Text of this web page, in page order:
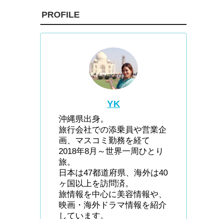
PROFILE
YK
沖縄県出身。
旅行会社での添乗員や営業企
画、マスコミ勤務を経て
2018年8月～世界一周ひとり
旅。
日本は47都道府県、海外は40
ヶ国以上を訪問済。
旅情報を中心に美容情報や、
映画・海外ドラマ情報を紹介
しています。